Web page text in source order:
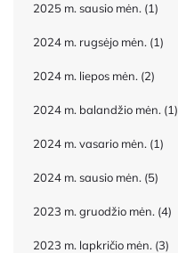
2025 m. sausio mėn. (1)
2024 m. rugsėjo mėn. (1)
2024 m. liepos mėn. (2)
2024 m. balandžio mėn. (1)
2024 m. vasario mėn. (1)
2024 m. sausio mėn. (5)
2023 m. gruodžio mėn. (4)
2023 m. lapkričio mėn. (3)